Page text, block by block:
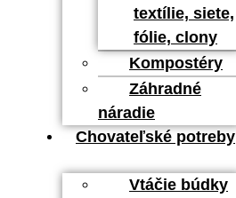
textílie, siete,
fólie, clony
Kompostéry
Záhradné
náradie
Chovateľské potreby
Vtáčie búdky